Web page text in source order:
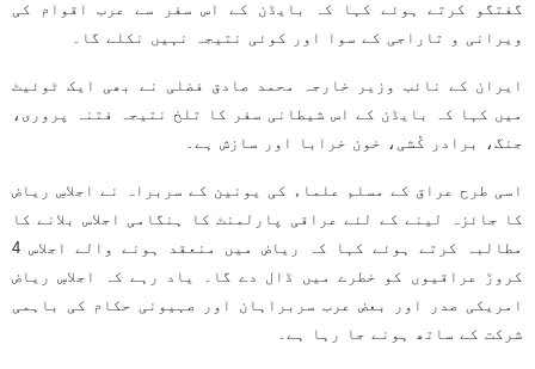
گفتگو کرتے ہوئے کہا کہ بایڈن کے اس سفر سے عرب اقوام کی
ویرانی و تاراجی کے سوا اور کوئی نتیجہ نہیں نکلے گا۔
ایران کے نائب وزیر خارجہ محمد صادق فضلی نے بھی ایک ٹوئیٹ
میں کہا کہ بایڈن کے اس شیطانی سفر کا تلخ نتیجہ فتنہ پروری،
جنگ، برادر کُشی، خون خرابا اور سازش ہے۔
اسی طرح عراق کے مسلم علماء کی یونین کے سربراہ نے اجلاسِ ریاض
کا جائزہ لینے کے لئے عراقی پارلمنٹ کا ہنگامی اجلاس بلانے کا
مطالبہ کرتے ہوئے کہا کہ ریاض میں منعقد ہونے والے اجلاس 4
کروڑ عراقیوں کو خطرے میں ڈال دے گا۔ یاد رہے کہ اجلاسِ ریاض
امریکی صدر اور بعض عرب سربراہان اور صہیونی حکام کی باہمی
شرکت کے ساتھ ہونے جا رہا ہے۔